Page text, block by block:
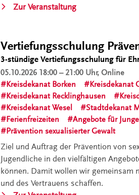
Zur Veranstaltung
Gewalt,
digital“
Vertiefungsschulung
3-stündige Vertiefungsschulung für
05.10.202618:00 – 21:00 Uhr, Online
Kreisdekanat Borken
Kreisdekanat
Kreisdekanat Recklinghausen
Kreisdekanat Wesel
Stadtdekanat
Ferienfreizeiten
Angebote für
Prävention sexualisierter Gewalt
Ziel und Auftrag der Prävention von
Jugendliche in den vielfältigen
können. Damit wollen wir gemeinsam
und des Vertrauens schaffen.
.